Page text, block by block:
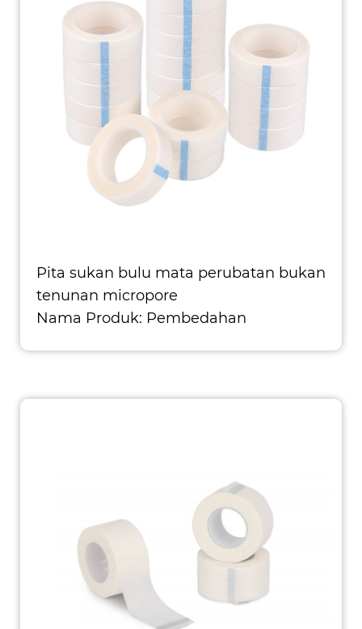
Pita sukan bulu mata perubatan bukan
tenunan micropore
Nama Produk: Pembedahan